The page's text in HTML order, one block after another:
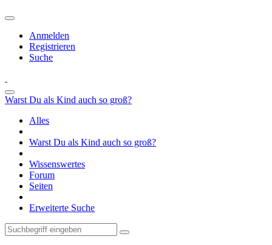
Anmelden
Registrieren
Suche
Warst Du als Kind auch so groß?
Alles
Warst Du als Kind auch so groß?
Wissenswertes
Forum
Seiten
Erweiterte Suche